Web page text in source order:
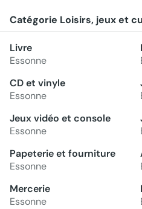
Catégorie Loisirs, jeux et
Livre
Essonne
CD et vinyle
Essonne
Jeux vidéo et console
Essonne
Papeterie et fourniture
Essonne
Mercerie
Essonne